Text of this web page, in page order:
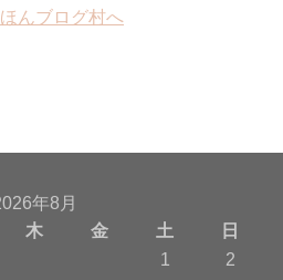
年8月
木 金 土
日
1
2